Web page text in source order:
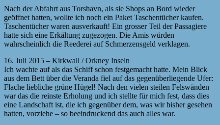
Nach der Abfahrt aus Torshavn, als sie Shops an Bord wieder
geöffnet hatten, wollte ich noch ein Paket Taschentücher kaufen.
Taschentücher waren ausverkauft! Ein grosser Teil der Passagiere
hatte sich eine Erkältung zugezogen. Die Amis würden
wahrscheinlich die Reederei auf Schmerzensgeld verklagen.
16. Juli 2015 – Kirkwall / Orkney Inseln
Ich wachte auf als das Schiff schon festgemacht hatte. Mein Blick
aus dem Bett über die Veranda fiel auf das gegenüberliegende Ufer:
Flache liebliche grüne Hügel! Nach den vielen steilen Felswänden
war das die reinste Erholung und ich stellte für mich fest, dass dies
eine Landschaft ist, die ich gegenüber dem, was wir bisher gesehen
hatten, vorziehe – so beeindruckend das auch alles war.